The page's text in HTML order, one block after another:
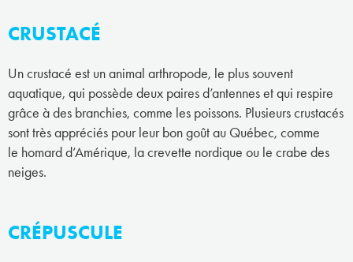
CRUSTACÉ
Un crustacé est un animal arthropode, le plus souvent
aquatique, qui possède deux paires d’antennes et qui respire
grâce à des branchies, comme les poissons. Plusieurs crustacés
sont très appréciés pour leur bon goût au Québec, comme
le homard d’Amérique, la crevette nordique ou le crabe des
neiges.
CRÉPUSCULE